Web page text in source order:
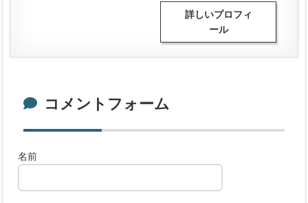
詳しいプロフィ
ール
コメントフォーム
名前